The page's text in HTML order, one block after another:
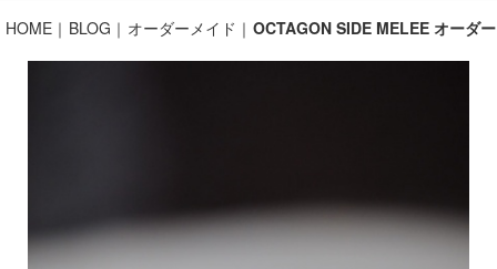
HOME BLOG オーダーメイド OCTAGON SIDE MELEE オーダ